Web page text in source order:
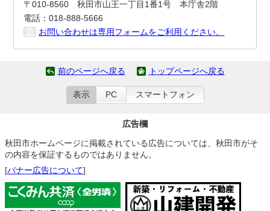
〒010-8560 秋田市山王一丁目1番1号 本庁舎2階
電話：018-888-5666
お問い合わせは専用フォームをご利用ください。
前のページへ戻る トップページへ戻る
表示 PC スマートフォン
広告欄
秋田市ホームページに掲載されている広告については、秋田市がそ
の内容を保証するものではありません。
[バナー広告について]